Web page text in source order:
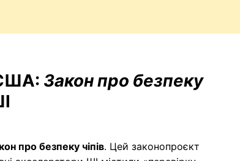
Закон про безпеку
про безпеку чіпів. Цей законопроєкт